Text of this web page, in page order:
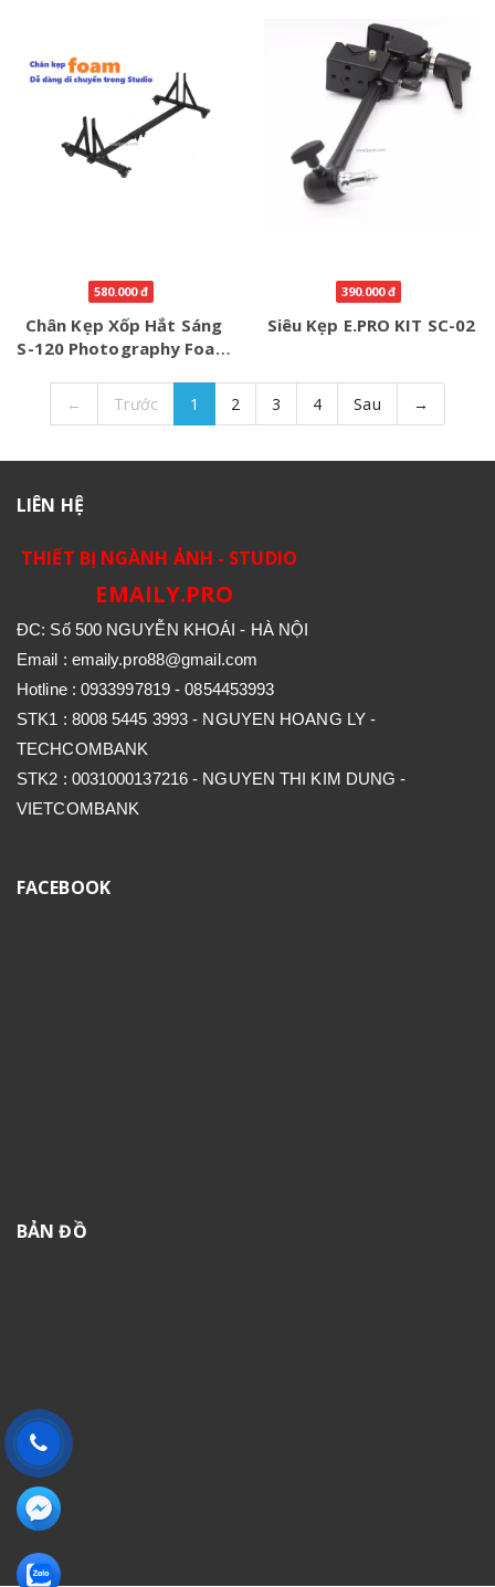
580.000 đ
Chân Kẹp Xốp Hắt Sáng
S-120 Photography Foam
390.000 đ
Siêu Kẹp E.PRO KIT SC-02
← Trước 1 2 3 4 Sau →
LIÊN HỆ
THIẾT BỊ NGÀNH ẢNH - STUDIO
EMAILY.PRO
ĐC: Số 500 NGUYỄN KHOÁI - HÀ NỘI
Email : emaily.pro88@gmail.com
Hotline : 0933997819 - 0854453993
STK1 : 8008 5445 3993 - NGUYEN HOANG LY -
TECHCOMBANK
STK2 : 0031000137216 - NGUYEN THI KIM DUNG -
VIETCOMBANK
FACEBOOK
BẢN ĐỒ